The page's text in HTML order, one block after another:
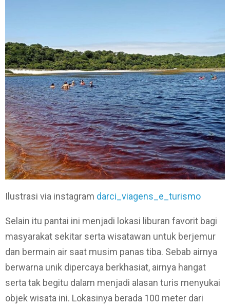
Ilustrasi via instagram darci_viagens_e_turismo
Selain itu pantai ini menjadi lokasi liburan favorit bagi
masyarakat sekitar serta wisatawan untuk berjemur
dan bermain air saat musim panas tiba. Sebab airnya
berwarna unik dipercaya berkhasiat, airnya hangat
serta tak begitu dalam menjadi alasan turis menyukai
objek wisata ini. Lokasinya berada 100 meter dari